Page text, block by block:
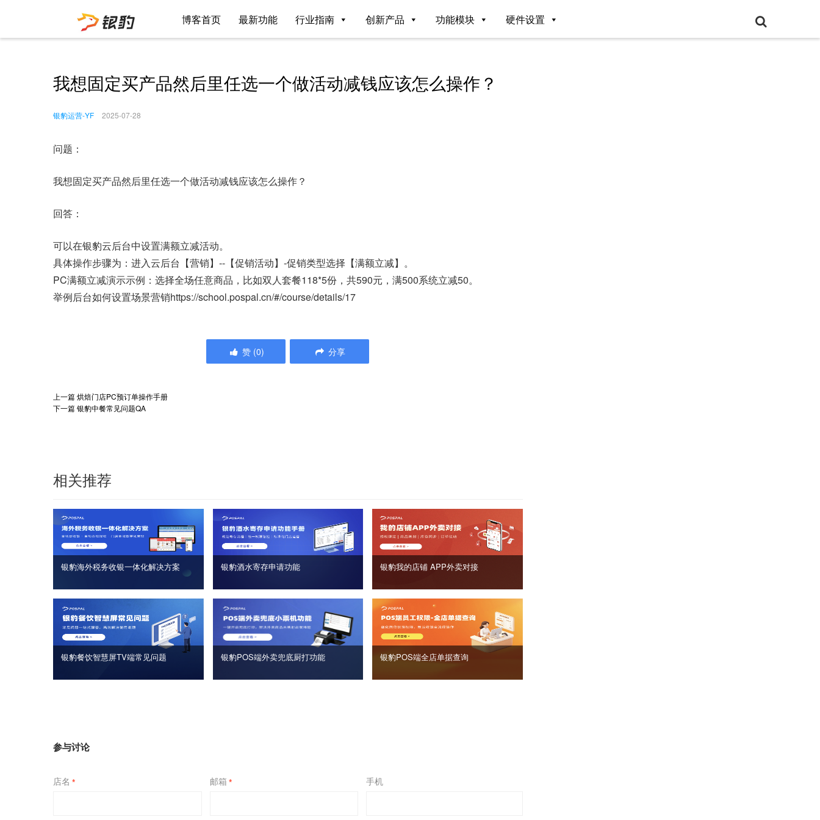
博客首页 最新功能 行业指南 创新产品 功能模块 硬件设置
我想固定买产品然后里任选一个做活动减钱应该怎么操作？
银豹运营-YF 2025-07-28
问题：
我想固定买产品然后里任选一个做活动减钱应该怎么操作？
回答：
可以在银豹云后台中设置满额立减活动。
具体操作步骤为：进入云后台【营销】--【促销活动】-促销类型选择【满额立减】。
PC满额立减演示示例：选择全场任意商品，比如双人套餐118*5份，共590元，满500系统立减50。
举例后台如何设置场景营销https://school.pospal.cn/#/course/details/17
赞 (0) 分享
上一篇烘焙门店PC预订单操作手册
下一篇银豹中餐常见问题QA
相关推荐
银豹海外税务收银一体化解决方案 银豹酒水寄存申请功能 银豹我的店铺 APP外卖对接
银豹餐饮智慧屏TV端常见问题 银豹POS端外卖兜底厨打功能 银豹POS端全店单据查询
参与讨论
店名 * 邮箱 * 手机